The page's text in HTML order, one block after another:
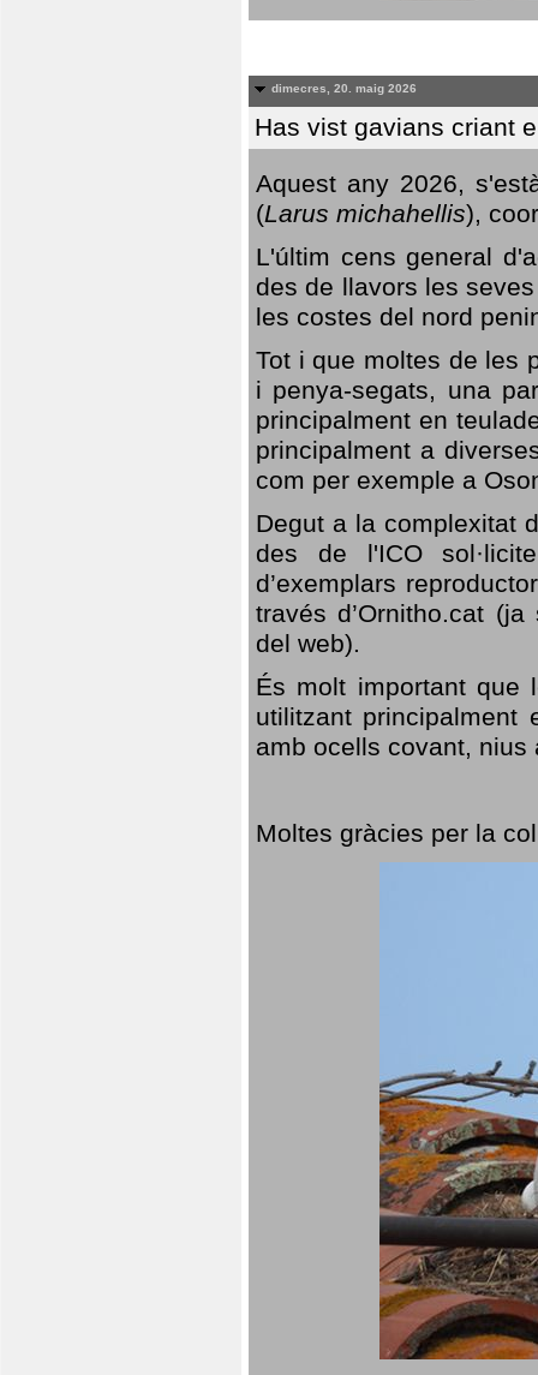
dimecres, 20. maig 2026
Has vist gavians criant
Aquest any 2026,
(Larus michahellis),
L'últim cens general
des de llavors les
les costes del nord
Tot i que moltes de les
i penya-segats, una
principalment en
principalment a
com per exemple a
Degut a la complexitat
des de l'ICO
d’exemplars
través d’Ornitho.cat
del web).
És molt important que
utilitzant
amb ocells covant,
Moltes gràcies per la